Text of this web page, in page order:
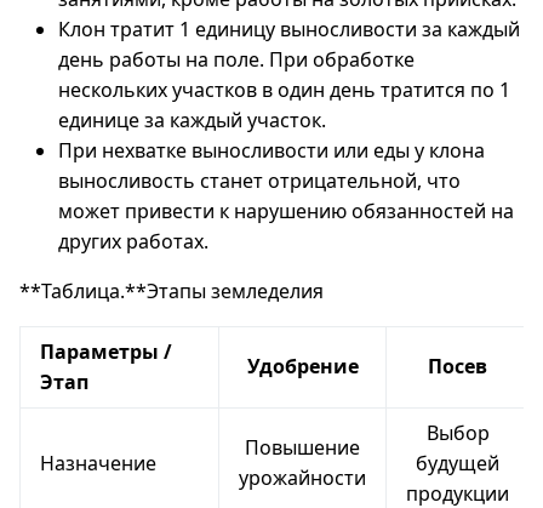
Клон тратит 1 единицу выносливости за каждый
день работы на поле. При обработке
нескольких участков в один день тратится по 1
единице за каждый участок.
При нехватке выносливости или еды у клона
выносливость станет отрицательной, что
может привести к нарушению обязанностей на
других работах.
**Таблица.**Этапы земледелия
Параметры /
Этап
Удобрение Посев
Назначение
Повышение
урожайности
Выбор
будущей
продукции